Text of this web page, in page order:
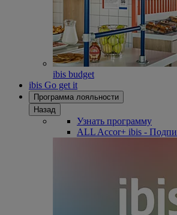
ibis budget
ibis Go get it
Программа лояльности
Назад
Узнать программу
ALL Accor+ ibis -